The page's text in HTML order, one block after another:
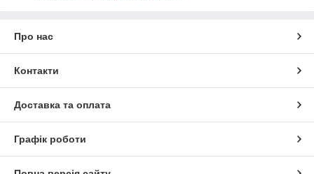
Про нас
Контакти
Доставка та оплата
Графік роботи